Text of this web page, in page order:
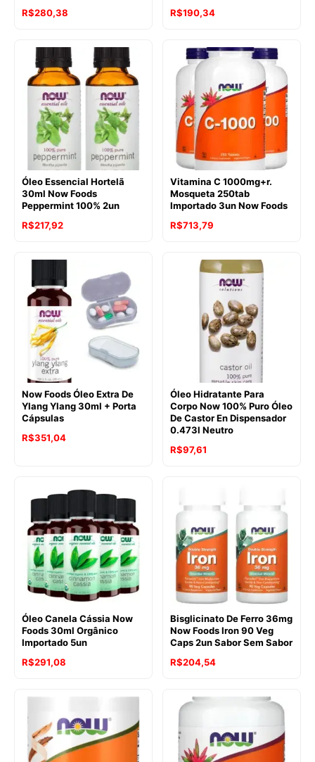
R$280,38
R$190,34
Óleo Essencial Hortelã
30ml Now Foods
Peppermint 100% 2un
R$217,92
Vitamina C 1000mg+r.
Mosqueta 250tab
Importado 3un Now Foods
R$713,79
Now Foods Óleo Extra De
Ylang Ylang 30ml + Porta
Cápsulas
R$351,04
Óleo Hidratante Para
Corpo Now 100% Puro Óleo
De Castor En Dispensador
0.473l Neutro
R$97,61
Óleo Canela Cássia Now
Foods 30ml Orgânico
Importado 5un
R$291,08
Bisglicinato De Ferro 36mg
Now Foods Iron 90 Veg
Caps 2un Sabor Sem Sabor
R$204,54